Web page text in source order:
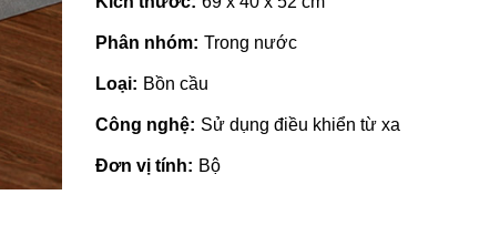
Phân nhóm: Trong nước
Loại: Bồn cầu
Công nghệ: Sử dụng điều khiển từ xa
Đơn vị tính: Bộ